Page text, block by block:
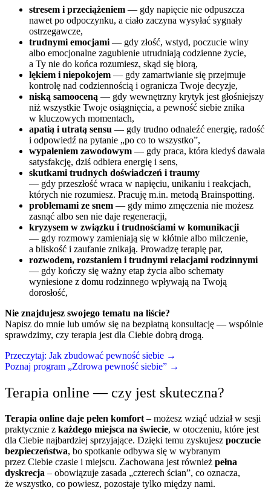
stresem i przeciążeniem — gdy napięcie nie odpuszcza
nawet po odpoczynku, a ciało zaczyna wysyłać sygnały
ostrzegawcze,
trudnymi emocjami— gdy złość, wstyd, poczucie winy
albo emocjonalne zagubienie utrudniają codzienne życie,
a Ty nie do końca rozumiesz, skąd się biorą,
lękiem i niepokojem — gdy zamartwianie się przejmuje
kontrolę nad codziennością i ogranicza Twoje decyzje,
niską samooceną — gdy wewnętrzny krytyk jest głośniejszy
niż wszystkie Twoje osiągnięcia, a pewność siebie znika
w kluczowych momentach,
apatią i utratą sensu — gdy trudno odnaleźć energię, radość
i odpowiedź na pytanie „po co to wszystko”,
wypaleniem zawodowym — gdy praca, która kiedyś dawała
satysfakcję, dziś odbiera energię i sens,
skutkami trudnych doświadczeń i traumy
— gdy przeszłość wraca w napięciu, unikaniu i reakcjach,
których nie rozumiesz. Pracuję m.in. metodą Brainspotting.
problemami ze snem — gdy mimo zmęczenia nie możesz
zasnąć albo sen nie daje regeneracji,
kryzysem w związku i trudnościami w komunikacji
— gdy rozmowy zamieniają się w kłótnie albo milczenie,
a bliskość i zaufanie znikają. Prowadzę terapię par,
rozwodem, rozstaniem i trudnymi relacjami rodzinnymi
— gdy kończy się ważny etap życia albo schematy
wyniesione z domu rodzinnego wpływają na Twoją
dorosłość,
Nie znajdujesz swojego tematu na liście?
Napisz do mnie lub umów się na bezpłatną konsultację — wspólnie
sprawdzimy, czy terapia jest dla Ciebie dobrą drogą.
Przeczytaj: Jak zbudować pewność siebie →
Poznaj program „Zdrowa pewność siebie” →
Terapia online — czy jest skuteczna?
Terapia online daje pełen komfort – możesz wziąć udział w sesji
praktycznie z każdego miejsca na świecie, w otoczeniu, które jest
dla Ciebie najbardziej sprzyjające. Dzięki temu zyskujesz poczucie
bezpieczeństwa, bo spotkanie odbywa się w wybranym
przez Ciebie czasie i miejscu. Zachowana jest również pełna
dyskrecja – obowiązuje zasada „czterech ścian”, co oznacza,
że wszystko, co powiesz, pozostaje tylko między nami.